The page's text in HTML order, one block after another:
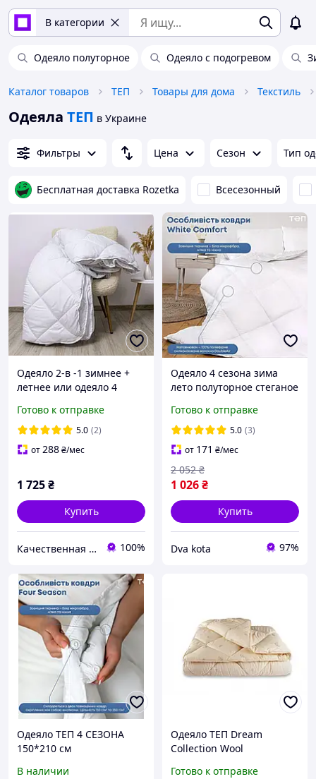
В категории
Одеяло полуторное Одеяло с подогревом
Каталог товаров ТЕП Товары для дома Текстиль
Одеяла ТЕП в Украине
Фильтры Цена Сезон Тип
Бесплатная доставка Rozetka Всесезонный
Одеяло 2-в -1 зимнее +
летнее или одеяло 4
Готово к отправке
5.0 (2)
от288₴/мес
1 725₴
Купить
Качественная постель 100%
Одеяло 4 сезона зима
лето полуторное стеганое
ТЕП 140x205 см
Готово к отправке
5.0 (3)
от 171 ₴/мес
1 026₴
2 052 ₴
Купить
Dva kota 97%
Одеяло ТЕП 4 СЕЗОНА
150*210 см
В наличии
Одеяло ТЕП Dream
Collection Wool
Готово к отправке